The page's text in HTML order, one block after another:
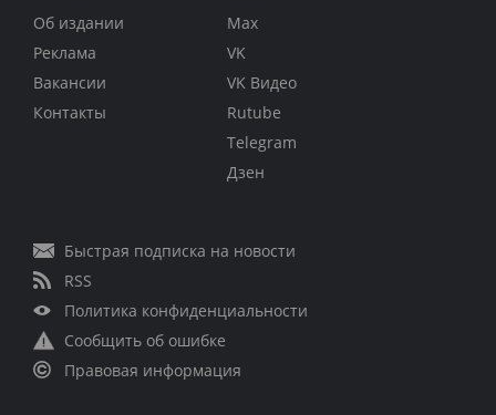
Об издании
Реклама
Вакансии
Контакты
Max
VK
VK Видео
Rutube
Telegram
Дзен
Быстрая подписка на новости
RSS
Политика конфиденциальности
Сообщить об ошибке
Правовая информация